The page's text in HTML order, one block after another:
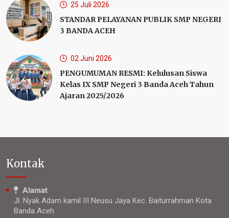
25 Juli 2026
STANDAR PELAYANAN PUBLIK SMP NEGERI
3 BANDA ACEH
02 Juni 2026
PENGUMUMAN RESMI: Kelulusan Siswa
Kelas IX SMP Negeri 3 Banda Aceh Tahun
Ajaran 2025/2026
Kontak
Alamat
Jl. Nyak Adam kamil III Neusu Jaya Kec. Baiturrahman Kota
Banda Aceh